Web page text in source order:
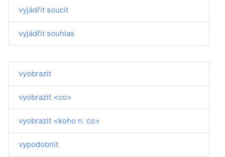
vyjádřit soucit
vyjádřit souhlas
vyobrazit
vyobrazit <co>
vyobrazit <koho n. co>
vypodobnit